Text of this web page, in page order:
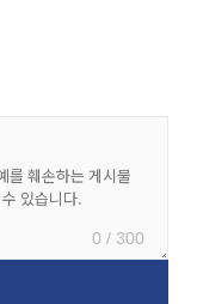
0 / 300